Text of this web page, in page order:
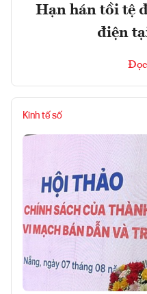
Hạn hán tồi tệ
điện
Kinh tế số